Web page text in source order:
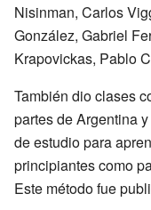
Nisinman, Carlos
González, Gabriel
Krapovickas, Pablo
También dio clases
partes de Argentina
de estudio para
principiantes como
Este método fue